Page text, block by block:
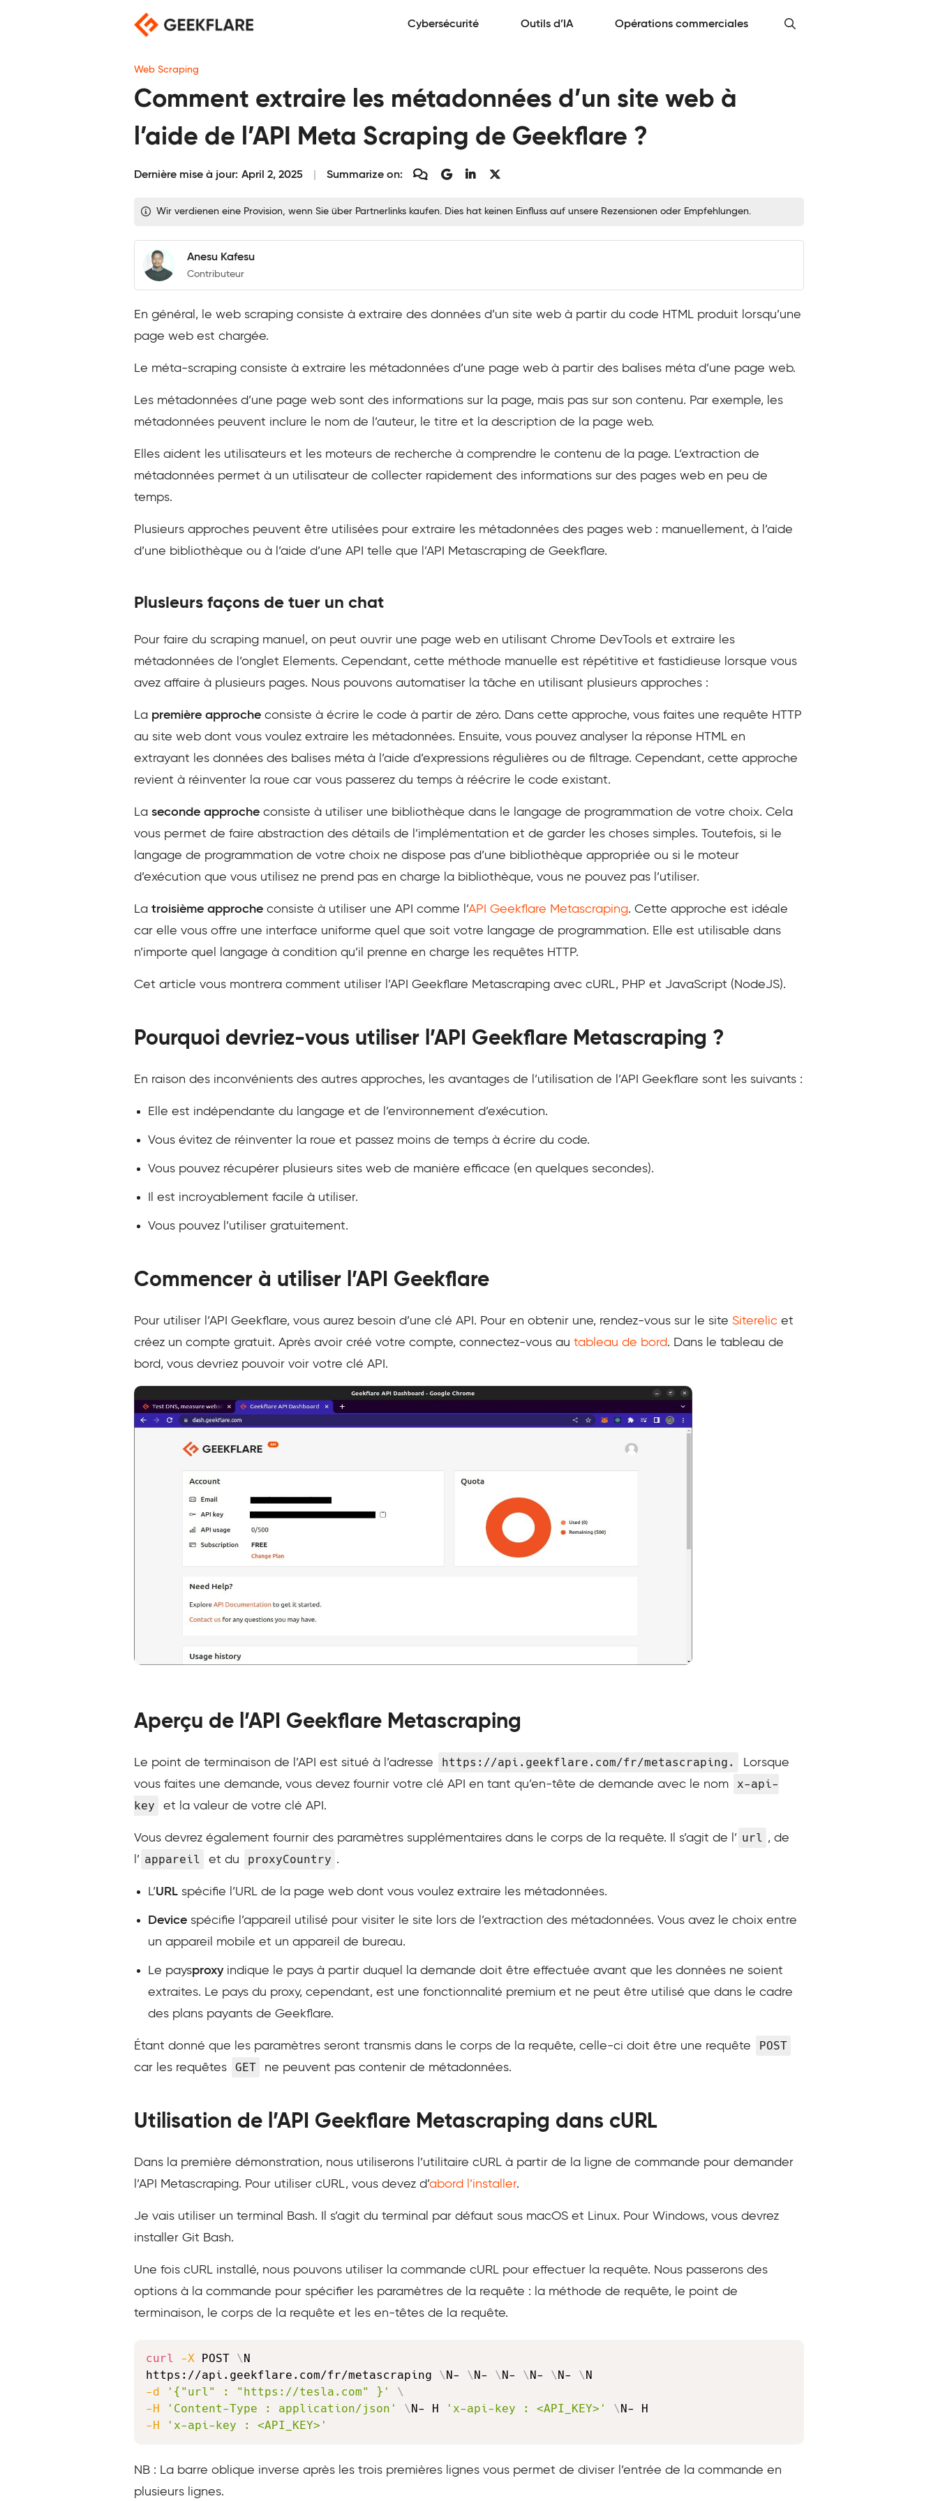
Cybersécurité Outils d’IA Opérations commerciales
Web Scraping
Comment extraire les métadonnées d’un site web à
l’aide de l’API Meta Scraping de Geekflare ?
Dernière mise à jour: April 2, 2025 Summarize on:
Wir verdienen eine Provision, wenn Sie über Partnerlinks kaufen. Dies hat keinen Einfluss auf unsere Rezensionen oder Empfehlungen.
Anesu Kafesu
Contributeur
En général, le web scraping consiste à extraire des données d’un site web à partir du code HTML produit lorsqu’une
page web est chargée.
Le méta-scraping consiste à extraire les métadonnées d’une page web à partir des balises méta d’une page web.
Les métadonnées d’une page web sont des informations sur la page, mais pas sur son contenu. Par exemple, les
métadonnées peuvent inclure le nom de l’auteur, le titre et la description de la page web.
Elles aident les utilisateurs et les moteurs de recherche à comprendre le contenu de la page. L’extraction de
métadonnées permet à un utilisateur de collecter rapidement des informations sur des pages web en peu de
temps.
Plusieurs approches peuvent être utilisées pour extraire les métadonnées des pages web : manuellement, à l’aide
d’une bibliothèque ou à l’aide d’une API telle que l’API Metascraping de Geekflare.
Plusieurs façons de tuer un chat
Pour faire du scraping manuel, on peut ouvrir une page web en utilisant Chrome DevTools et extraire les
métadonnées de l’onglet Elements. Cependant, cette méthode manuelle est répétitive et fastidieuse lorsque vous
avez affaire à plusieurs pages. Nous pouvons automatiser la tâche en utilisant plusieurs approches :
La première approche consiste à écrire le code à partir de zéro. Dans cette approche, vous faites une requête HTTP
au site web dont vous voulez extraire les métadonnées. Ensuite, vous pouvez analyser la réponse HTML en
extrayant les données des balises méta à l’aide d’expressions régulières ou de filtrage. Cependant, cette approche
revient à réinventer la roue car vous passerez du temps à réécrire le code existant.
La seconde approche consiste à utiliser une bibliothèque dans le langage de programmation de votre choix. Cela
vous permet de faire abstraction des détails de l’implémentation et de garder les choses simples. Toutefois, si le
langage de programmation de votre choix ne dispose pas d’une bibliothèque appropriée ou si le moteur
d’exécution que vous utilisez ne prend pas en charge la bibliothèque, vous ne pouvez pas l’utiliser.
La troisième approche consiste à utiliser une API comme l’API Geekflare Metascraping. Cette approche est idéale
car elle vous offre une interface uniforme quel que soit votre langage de programmation. Elle est utilisable dans
n’importe quel langage à condition qu’il prenne en charge les requêtes HTTP.
Cet article vous montrera comment utiliser l’API Geekflare Metascraping avec cURL, PHP et JavaScript (NodeJS).
Pourquoi devriez-vous utiliser l’API Geekflare Metascraping ?
En raison des inconvénients des autres approches, les avantages de l’utilisation de l’API Geekflare sont les suivants :
Elle est indépendante du langage et de l’environnement d’exécution.
Vous évitez de réinventer la roue et passez moins de temps à écrire du code.
Vous pouvez récupérer plusieurs sites web de manière efficace (en quelques secondes).
Il est incroyablement facile à utiliser.
Vous pouvez l’utiliser gratuitement.
Commencer à utiliser l’API Geekflare
Pour utiliser l’API Geekflare, vous aurez besoin d’une clé API. Pour en obtenir une, rendez-vous sur le site Siterelic et
créez un compte gratuit. Après avoir créé votre compte, connectez-vous au tableau de bord. Dans le tableau de
bord, vous devriez pouvoir voir votre clé API.
Aperçu de l’API Geekflare Metascraping
Le point de terminaison de l’API est situé à l’adresse https://api.geekflare.com/fr/metascraping.
Lorsque
vous faites une demande, vous devez fournir votre clé API en tant qu’en-tête de demande avec le nom
x-api-
key
et la valeur de votre clé API.
Vous devrez également fournir des paramètres supplémentaires dans le corps de la requête. Il s’agit de l’ url , de
l’ appareil et du proxyCountry .
L’URL spécifie l’URL de la page web dont vous voulez extraire les métadonnées.
Device spécifie l’appareil utilisé pour visiter le site lors de l’extraction des métadonnées. Vous avez le choix entre
un appareil mobile et un appareil de bureau.
Le paysproxy indique le pays à partir duquel la demande doit être effectuée avant que les données ne soient
extraites. Le pays du proxy, cependant, est une fonctionnalité premium et ne peut être utilisé que dans le cadre
des plans payants de Geekflare.
Étant donné que les paramètres seront transmis dans le corps de la requête, celle-ci doit être une requête POST
car les requêtes GET ne peuvent pas contenir de métadonnées.
Utilisation de l’API Geekflare Metascraping dans cURL
Dans la première démonstration, nous utiliserons l’utilitaire cURL à partir de la ligne de commande pour demander
l’API Metascraping. Pour utiliser cURL, vous devez d’abord l’installer.
Je vais utiliser un terminal Bash. Il s’agit du terminal par défaut sous macOS et Linux. Pour Windows, vous devrez
installer Git Bash.
Une fois cURL installé, nous pouvons utiliser la commande cURL pour effectuer la requête. Nous passerons des
options à la commande pour spécifier les paramètres de la requête : la méthode de requête, le point de
terminaison, le corps de la requête et les en-têtes de la requête.
curl -X POST \N
https://api.geekflare.com/fr/metascraping \N- \N- \N- \N- \N- \
-d
'{"url" : "https://tesla.com" }'
\
-H
'Content-Type : application/json' \N- H 'x-api-key : <API_KEY>' \
-H
'x-api-key : <API_KEY>'
NB : La barre oblique inverse après les trois premières lignes vous permet de diviser l’entrée de la commande en
plusieurs lignes.